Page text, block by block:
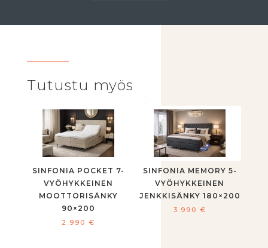
Tutustu myös
SINFONIA POCKET 7-
VYÖHYKKEINEN
MOOTTORISÄNKY
90×200
2.990 €
SINFONIA MEMORY 5-
VYÖHYKKEINEN
JENKKISÄNKY 180×200
3.990 €